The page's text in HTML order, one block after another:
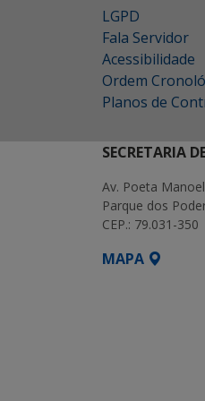
LGPD
Fala Servidor
Acessibilidade
Ordem
Planos de
SECRETARIA
Av. Poeta
Parque dos
CEP.: 79.031-350
MAPA